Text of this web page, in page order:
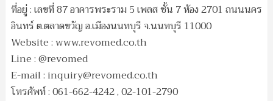
ที่อยู่ : เลขที่ 87 อาคารพระราม 5 เพลส ชั้น 7 ห้อง 2701 ถนนนคร
อินทร์ ต.ตลาดขวัญ อ.เมืองนนทบุรี จ.นนทบุรี 11000
Website : www.revomed.co.th
Line : @revomed
E-mail : inquiry@revomed.co.th
โทรศัพท์ : 061-662-4242 , 02-101-2790